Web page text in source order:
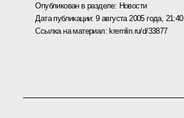
Опубликован в разделе: Новости
Дата публикации:9 августа 2005 года, 21:40
Ссылка на материал:kremlin.ru/d/33877